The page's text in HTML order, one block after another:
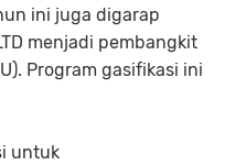
ini juga digarap
menjadi pembangkit
Program gasifikasi ini
untuk